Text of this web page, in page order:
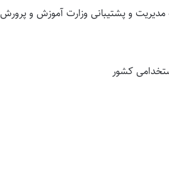
مدیریت و پشتیبانی وزارت آموزش و پرورش